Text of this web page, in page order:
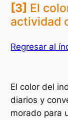
[3] El
actividad
Regresar al
El color del
diarios y
morado para